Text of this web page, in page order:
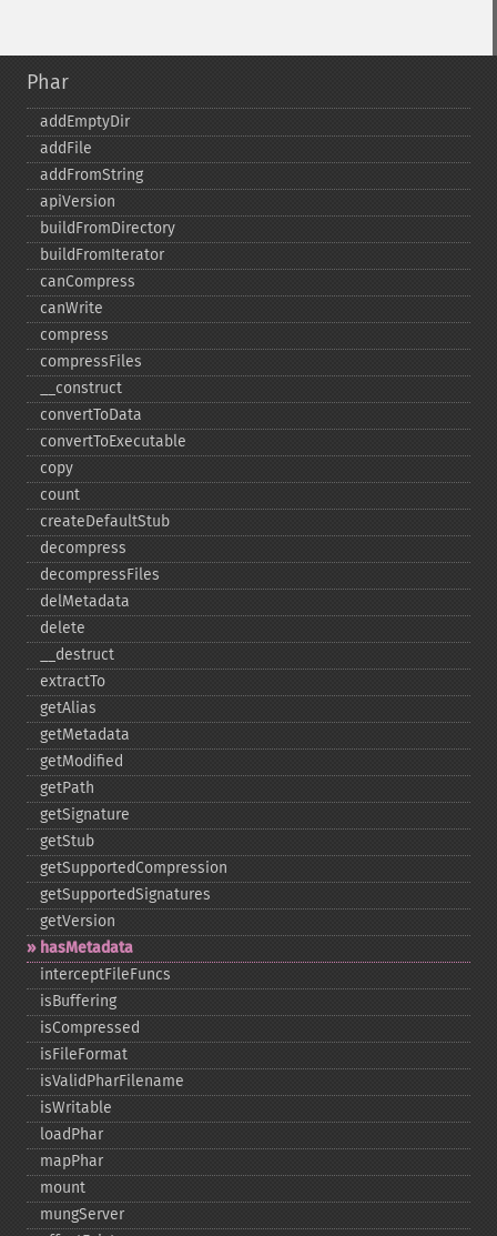
Phar
addEmptyDir
addFile
addFromString
apiVersion
buildFromDirectory
buildFromIterator
canCompress
canWrite
compress
compressFiles
_​_​construct
convertToData
convertToExecutable
copy
count
createDefaultStub
decompress
decompressFiles
delMetadata
delete
_​_​destruct
extractTo
getAlias
getMetadata
getModified
getPath
getSignature
getStub
getSupportedCompression
getSupportedSignatures
getVersion
hasMetadata
interceptFileFuncs
isBuffering
isCompressed
isFileFormat
isValidPharFilename
isWritable
loadPhar
mapPhar
mount
mungServer